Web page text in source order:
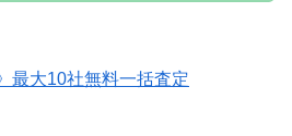
最大10社無料一括査定